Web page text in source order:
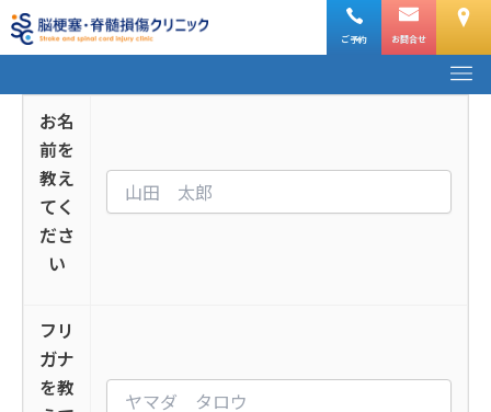
内
容
ご予約 お問合せ
メ
ニ
お名
前を
教え
てく
ださ
い
フリ
ガナ
を教